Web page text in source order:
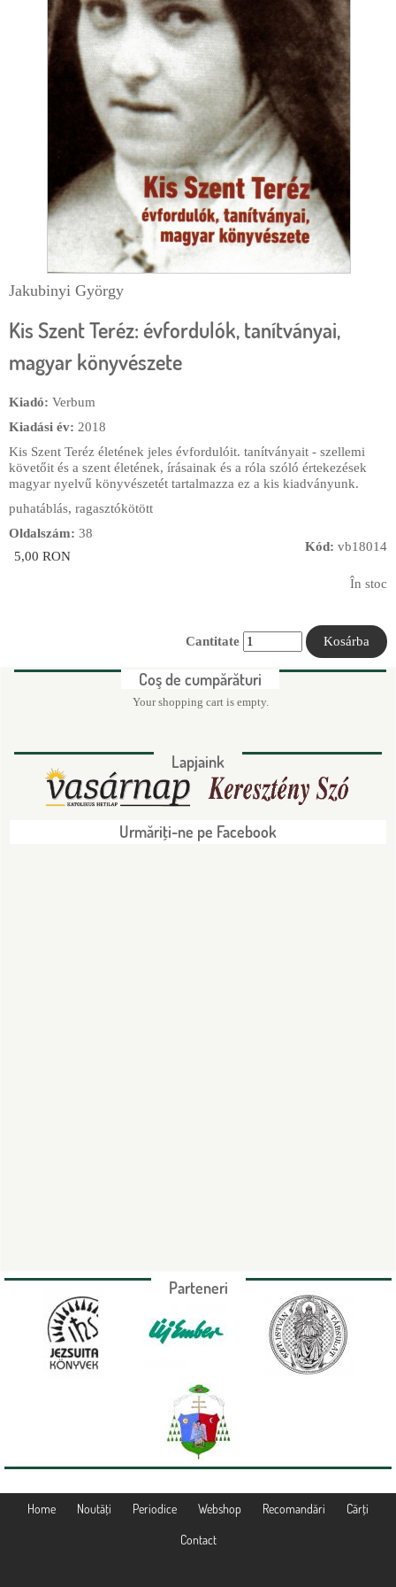
Jakubinyi György
Kis Szent Teréz: évfordulók, tanítványai,
magyar könyvészete
Kiadó: Verbum
Kiadási év: 2018
Kis Szent Teréz életének jeles évfordulóit. tanítványait - szellemi
követőit és a szent életének, írásainak és a róla szóló értekezések
magyar nyelvű könyvészetét tartalmazza ez a kis kiadványunk.
puhatáblás, ragasztókötött
Oldalszám: 38
5,00 RON
În stoc
Kód: vb18014
Cantitate
Coş de cumpărături
Your shopping cart is empty.
Lapjaink
Urmăriţi-ne pe Facebook
Parteneri
Home Noutăţi Periodice Webshop Recomandări Cărţi
Contact